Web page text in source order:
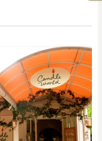
20000
円